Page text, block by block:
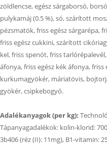
zöldlencse, egész sárgaborsó,
pulykamáj (0.5 %), só, szárított
pézsmatök, friss egész sárgarépa,
friss egész cukkini, szárított
kel, friss spenót, friss
áfonya, friss egész kék áfonya,
kurkumagyökér, máriatövis,
gyökér, csipkebogyó.
Adalékanyagok (per kg):
Tápanyagadalékok: kolin-klorid:
3b406 (réz (II): 11mg), B1-vitamin: